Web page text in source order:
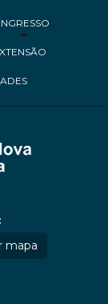
INGRESSO
mapa